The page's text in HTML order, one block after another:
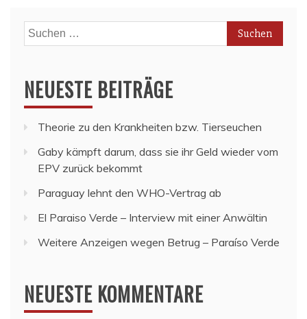
Suchen
nach:
NEUESTE BEITRÄGE
Theorie zu den Krankheiten bzw. Tierseuchen
Gaby kämpft darum, dass sie ihr Geld wieder vom
EPV zurück bekommt
Paraguay lehnt den WHO-Vertrag ab
El Paraiso Verde – Interview mit einer Anwältin
Weitere Anzeigen wegen Betrug – Paraíso Verde
NEUESTE KOMMENTARE